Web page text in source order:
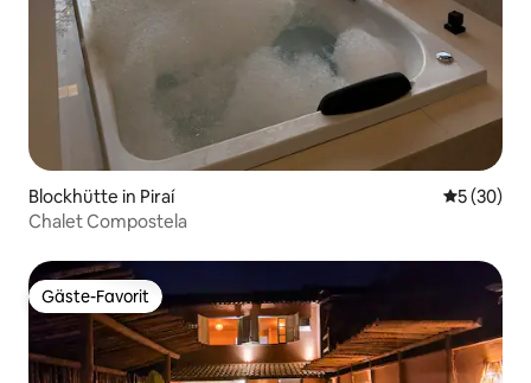
Blockhütte in Piraí
5 (30)
Chalet Compostela
Gäste-Favorit
Gäste-Favorit